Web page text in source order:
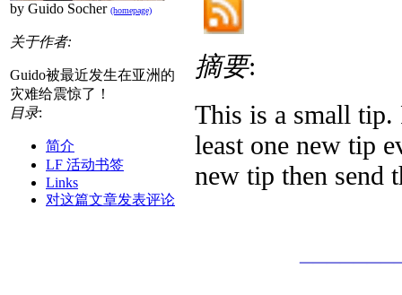
by Guido Socher (homepage)
关于作者:
Guido被最近发生在亚洲的
灾难给震惊了！
目录:
简介
LF 活动书签
Links
对这篇文章发表评论
摘要:
This is a small
least one new tip
new tip then send